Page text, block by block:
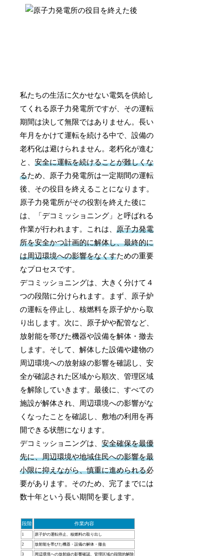
私たちの生活に欠かせない電気を供給し
てくれる原子力発電所ですが、その運転
期間は決して無限ではありません。長い
年月をかけて運転を続ける中で、設備の
老朽化は避けられません。老朽化が進む
と、安全に運転を続けることが難しくな
るため、原子力発電所は一定期間の運転
後、その役目を終えることになります。
原子力発電所がその役割を終えた後に
は、「デコミッショニング」と呼ばれる
作業が行われます。これは、原子力発電
所を安全かつ計画的に解体し、最終的に
は周辺環境への影響をなくすための重要
なプロセスです。
デコミッショニングは、大きく分けて４
つの段階に分けられます。まず、原子炉
の運転を停止し、核燃料を原子炉から取
り出します。次に、原子炉や配管など、
放射能を帯びた機器や設備を解体・撤去
します。そして、解体した設備や建物の
周辺環境への放射線の影響を確認し、安
全が確認された区域から順次、管理区域
を解除していきます。最後に、すべての
施設が解体され、周辺環境への影響がな
くなったことを確認し、敷地の利用を再
開できる状態になります。
デコミッショニングは、安全確保を最優
先に、周辺環境や地域住民への影響を最
小限に抑えながら、慎重に進められる必
要があります。そのため、完了までには
数十年という長い期間を要します。
段階 作業内容
1 原子炉の運転停止、核燃料の取り出し
2 放射能を帯びた機器・設備の解体・撤去
3 周辺環境への放射線の影響確認、管理区域の段階的解除